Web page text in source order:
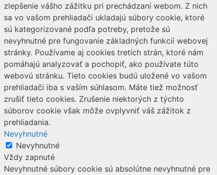
zlepšenie vášho zážitku pri prechádzaní webom. Z nich
sa vo vašom prehliadači ukladajú súbory cookie, ktoré
sú kategorizované podľa potreby, pretože sú
nevyhnutné pre fungovanie základných funkcií webovej
stránky. Používame aj cookies tretích strán, ktoré nám
pomáhajú analyzovať a pochopiť, ako používate túto
webovú stránku. Tieto cookies budú uložené vo vašom
prehliadači iba s vaším súhlasom. Máte tiež možnosť
zrušiť tieto cookies. Zrušenie niektorých z týchto
súborov cookie však môže ovplyvniť váš zážitok z
prehliadania.
Nevyhnutné
Nevyhnutné
Vždy zapnuté
Nevyhnutné súbory cookie sú absolútne nevyhnutné pre